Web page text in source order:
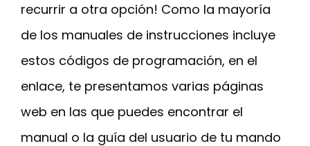
recurrir a otra opción! Como la mayoría
de los manuales de instrucciones incluye
estos códigos de programación, en el
enlace, te presentamos varias páginas
web en las que puedes encontrar el
manual o la guía del usuario de tu mando